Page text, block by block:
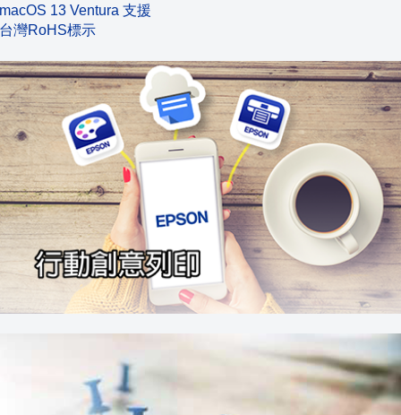
macOS 13 Ventura 支援
台灣RoHS標示